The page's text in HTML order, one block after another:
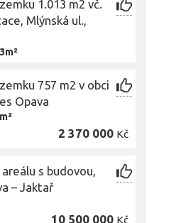
1.013 m2 vč.
Mlýnská ul.,
757 m2 v obci
Opava
2 370 000 Kč
s budovou,
– Jaktař
10 500 000 Kč